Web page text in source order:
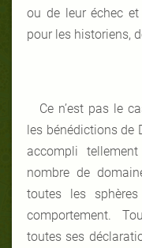
ou de leur échec
pour les historiens,
Ce n’est pas le
les bénédictions de
accompli
nombre de
toutes les
comportement.
toutes ses